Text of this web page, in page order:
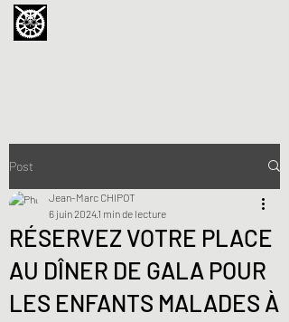
Post
RÉSERVEZ VOTRE PLACE
AU DÎNER DE GALA POUR
LES ENFANTS MALADES À
Jean-Marc CHIPOT
6 juin 20241 min de lecture